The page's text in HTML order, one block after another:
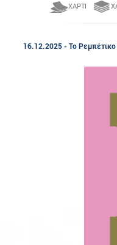
ΧΑΡΤΊ
16.12.2025 - Το